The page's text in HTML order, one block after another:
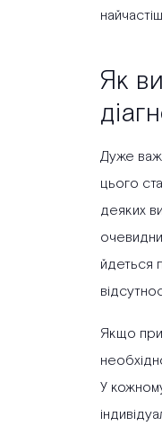
Як
Дуже
цього
деяких
йдеться
Якщо
У